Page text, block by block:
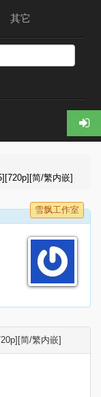
其它
简/繁内嵌]
雪飘工作室
简/繁内嵌]